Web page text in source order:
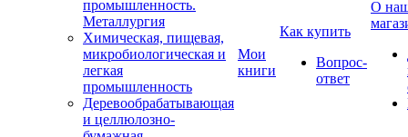
промышленность.
Металлургия
Химическая, пищевая,
микробиологическая и
легкая
промышленность
Деревообрабатывающая
и целлюлозно-
Мои
книги
Как купить
Вопрос-
ответ
О